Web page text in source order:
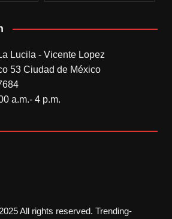
Lucila - Vicente Lopez
53 Ciudad de México
a.m.- 4 p.m.
All rights reserved. Trending-